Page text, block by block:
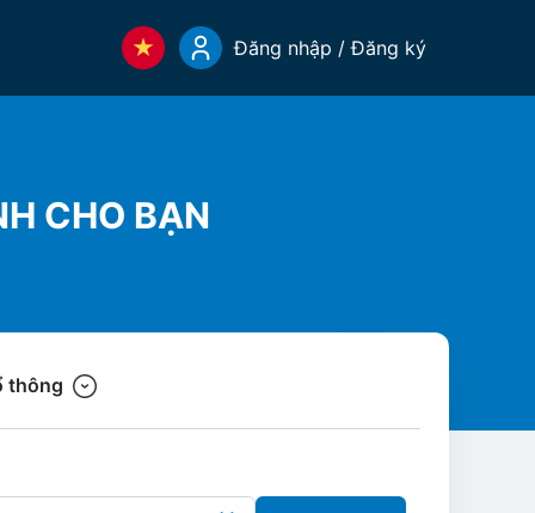
Đăng nhập / Đăng ký
CHO BẠN
thông